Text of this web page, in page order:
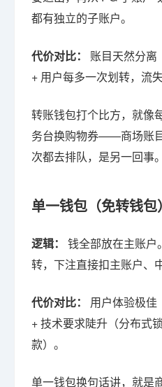
都有独立的子账户。
代价对比：
账目天然分离
+ 用户每多一次划转，流
转账钱包打个比方，就像
务台换购物券——商场账
次都去排队，是另一回事。
单一钱包（免转钱包）
逻辑：
钱全部放在主账户
转，下注直接扣主账户、
代价对比：
用户体验极佳
+ 技术要求陡升（分布式
款）。
单一钱包换句话讲，就是